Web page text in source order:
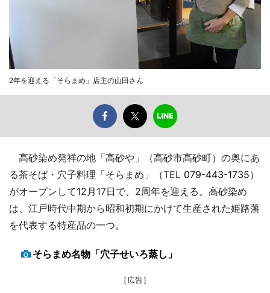
2年を迎える「そらまめ」店主の山田さん
高砂染め発祥の地「高砂や」（高砂市高砂町）の奥にあ
る茶そば・穴子料理「そらまめ」（TEL 079-443-1735）
がオープンして12月17日で、2周年を迎える。高砂染め
は、江戸時代中期から昭和初期にかけて生産された姫路藩
を代表する特産品の一つ。
そらまめ名物「穴子せいろ蒸し」
［広告］